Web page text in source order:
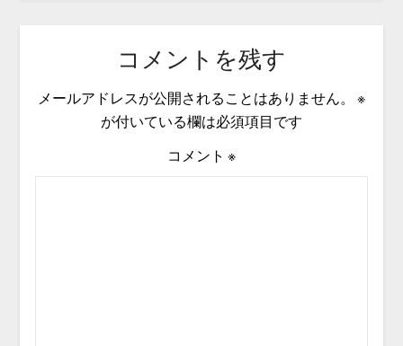
コメントを残す
メールアドレスが公開されることはありません。
※
が付いている欄は必須項目です
コメント ※